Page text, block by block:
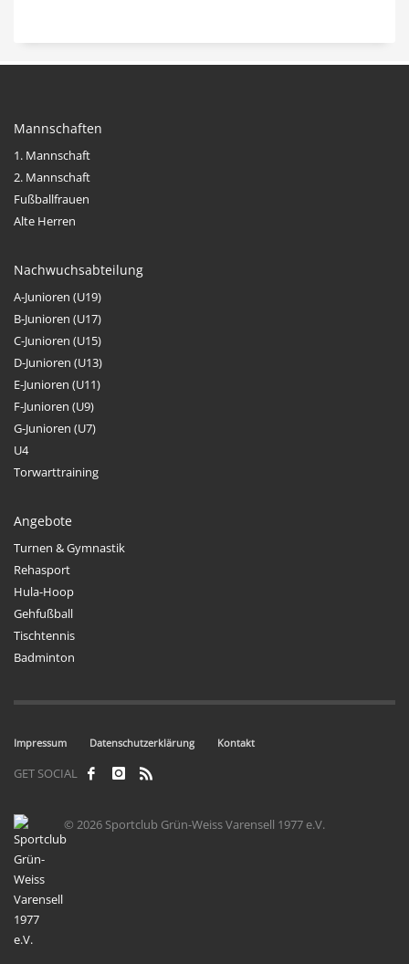
Mannschaften
1. Mannschaft
2. Mannschaft
Fußballfrauen
Alte Herren
Nachwuchsabteilung
A-Junioren (U19)
B-Junioren (U17)
C-Junioren (U15)
D-Junioren (U13)
E-Junioren (U11)
F-Junioren (U9)
G-Junioren (U7)
U4
Torwarttraining
Angebote
Turnen & Gymnastik
Rehasport
Hula-Hoop
Gehfußball
Tischtennis
Badminton
Impressum Datenschutzerklärung Kontakt
GET SOCIAL
© 2026 Sportclub Grün-Weiss Varensell 1977 e.V.